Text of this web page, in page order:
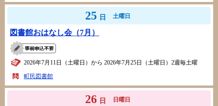
25 日 土曜日
図書館おはなし会（7月）
2026年7月11日（土曜日）から 2026年7月25日（土曜日）2週毎土曜
町民図書館
26 日 日曜日